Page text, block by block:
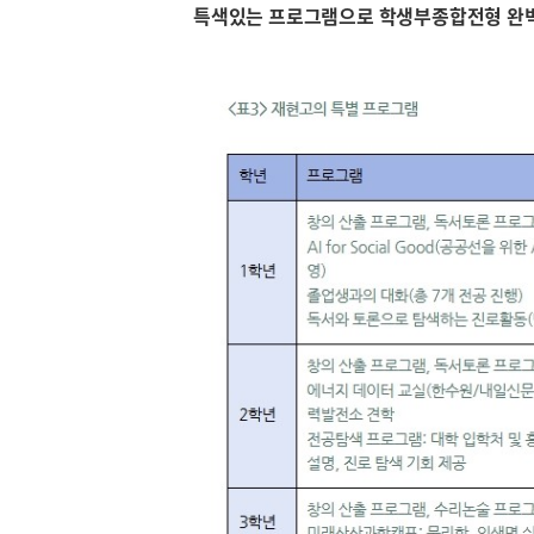
특색있는 프로그램으로 학생부종합전형 완